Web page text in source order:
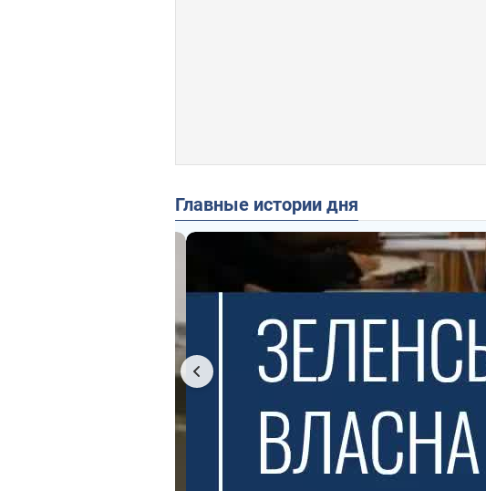
Главные истории дня